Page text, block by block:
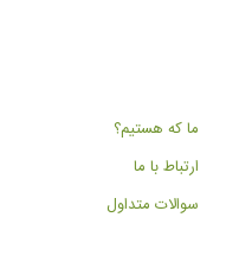
ما که هستیم؟
ارتباط با ما
سوالات متداول